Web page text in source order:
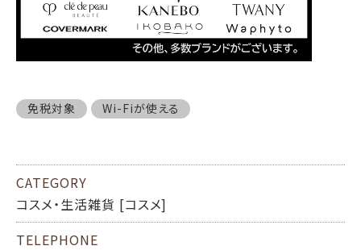
免税対象 Wi-Fiが使える
CATEGORY
コスメ・生活雑貨 [コスメ]
TELEPHONE